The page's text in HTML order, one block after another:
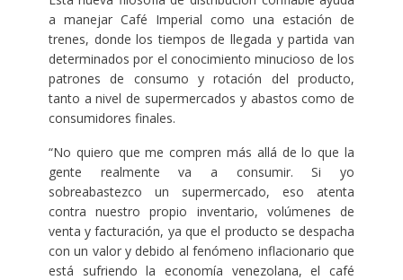
a manejar Café Imperial como una estación de
trenes, donde los tiempos de llegada y partida van
determinados por el conocimiento minucioso de los
patrones de consumo y rotación del producto,
tanto a nivel de supermercados y abastos como de
consumidores finales.
“No quiero que me compren más allá de lo que la
gente realmente va a consumir. Si yo
sobreabastezco un supermercado, eso atenta
contra nuestro propio inventario, volúmenes de
venta y facturación, ya que el producto se despacha
con un valor y debido al fenómeno inflacionario que
está sufriendo la economía venezolana, el café